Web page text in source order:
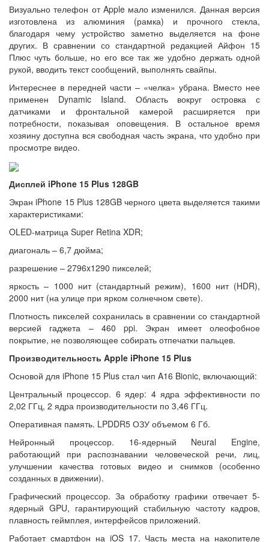
Визуально телефон от Apple мало изменился. Данная версия
изготовлена из алюминия (рамка) и прочного стекла,
благодаря чему устройство заметно выделяется на фоне
других. В сравнении со стандартной редакцией Айфон 15
Плюс чуть больше, но его все так же удобно держать одной
рукой, вводить текст сообщений, выполнять свайпы.
Интереснее в передней части – «челка» убрана. Вместо нее
применен Dynamic Island. Область вокруг островка с
датчиками и фронтальной камерой расширяется при
потребности, показывая оповещения. В остальное время
хозяину доступна вся свободная часть экрана, что удобно при
просмотре видео.
Дисплей iPhone 15 Plus 128GB
Экран iPhone 15 Plus 128GB черного цвета выделяется такими
характеристиками:
OLED-матрица Super Retina XDR;
диагональ – 6,7 дюйма;
разрешение – 2796x1290 пикселей;
яркость – 1000 нит (стандартный режим), 1600 нит (HDR),
2000 нит (на улице при ярком солнечном свете).
Плотность пикселей сохранилась в сравнении со стандартной
версией гаджета – 460 ppi. Экран имеет олеофобное
покрытие, не позволяющее собирать отпечатки пальцев.
Производительность Apple iPhone 15 Plus
Основой для iPhone 15 Plus стал чип A16 Bionic, включающий:
Центральный процессор. 6 ядер: 4 ядра эффективности по
2,02 ГГц, 2 ядра производительности по 3,46 ГГц.
Оперативная память. LPDDR5 ОЗУ объемом 6 Гб.
Нейронный процессор. 16-ядерный Neural Engine,
работающий при распознавании человеческой речи, лиц,
улучшении качества готовых видео и снимков (особенно
созданных в движении).
Графический процессор. За обработку графики отвечает 5-
ядерный GPU, гарантирующий стабильную частоту кадров,
плавность геймплея, интерфейсов приложений.
Работает смартфон на iOS 17. Часть места на накопителе